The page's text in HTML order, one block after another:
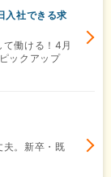
入社できる求
働ける！4月
ックアップ
夫。新卒・既